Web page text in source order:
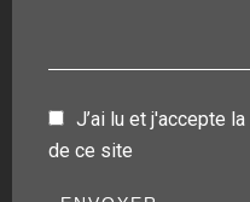
J’ai lu et j'accepte la
de ce site